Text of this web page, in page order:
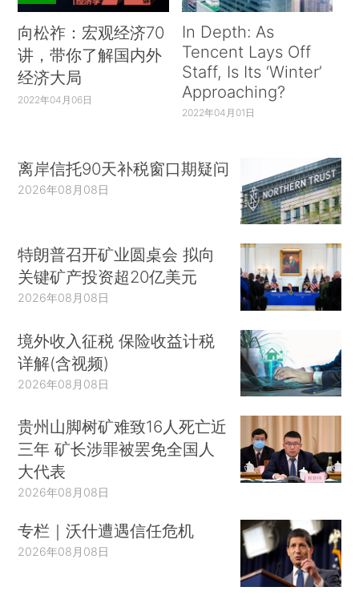
向松祚：宏观经济70
讲，带你了解国内外
经济大局
2022年04月06日
In Depth: As
Tencent Lays Off
Staff, Is Its ‘Winter’
Approaching?
2022年04月01日
离岸信托90天补税窗口期疑问
2026年08月08日
特朗普召开矿业圆桌会 拟向
关键矿产投资超20亿美元
2026年08月08日
境外收入征税 保险收益计税
详解(含视频)
2026年08月08日
贵州山脚树矿难致16人死亡近
三年 矿长涉罪被罢免全国人
大代表
2026年08月08日
专栏｜沃什遭遇信任危机
2026年08月08日